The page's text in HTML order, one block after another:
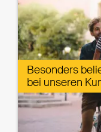
Besonders
bei unseren